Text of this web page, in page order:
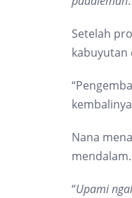
Setelah
kabuyutan
Nana
mendalam.
“Upami